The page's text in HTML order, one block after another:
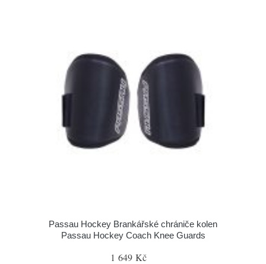
Passau Hockey Brankářské chrániče kolen
Passau Hockey Coach Knee Guards
1 649 Kč